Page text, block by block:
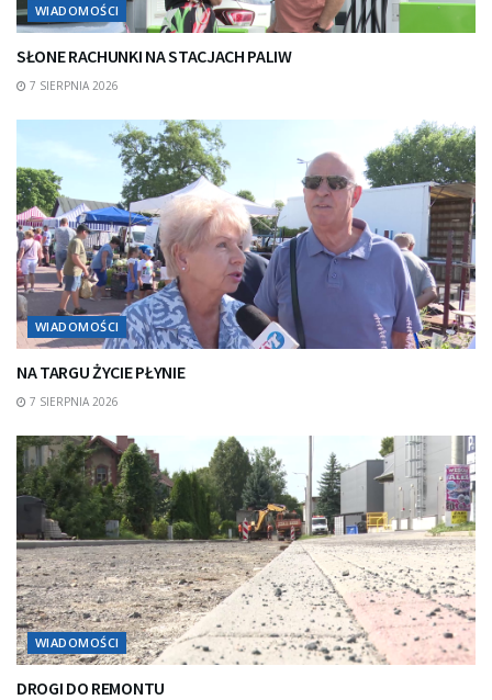
WIADOMOŚCI
SŁONE RACHUNKI NA STACJACH PALIW
7 SIERPNIA 2026
WIADOMOŚCI
NA TARGU ŻYCIE PŁYNIE
7 SIERPNIA 2026
WIADOMOŚCI
DROGI DO REMONTU